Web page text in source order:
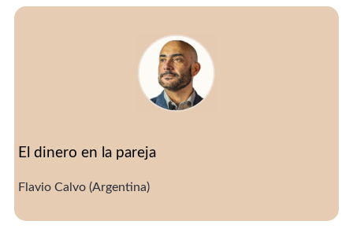
El dinero en la pareja
Flavio Calvo (Argentina)